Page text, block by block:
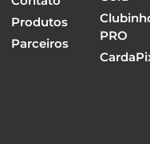
Produtos
Parceiros
PRO